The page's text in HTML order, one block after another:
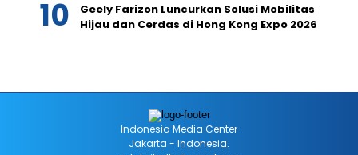
Geely Farizon Luncurkan Solusi Mobilitas
Hijau dan Cerdas di Hong Kong Expo 2026
Indonesia Media Center
Jakarta - Indonesia.